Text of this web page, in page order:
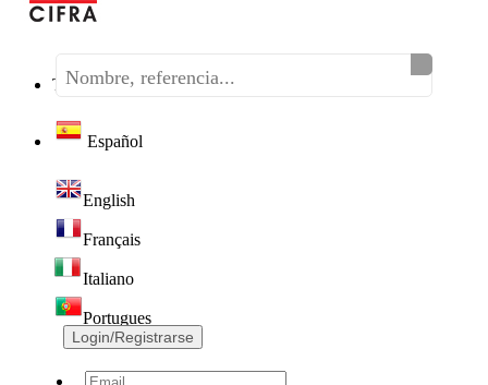
Teléfono:(+34) 968 320 046
Español
English
Français
Italiano
Portugues
Login/Registrarse